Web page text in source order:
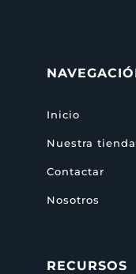
Inicio
Nuestra tienda
Contactar
Nosotros
RECURSOS